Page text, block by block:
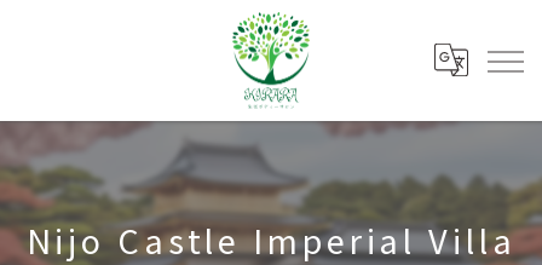
Nijo Castle Imperial Villa